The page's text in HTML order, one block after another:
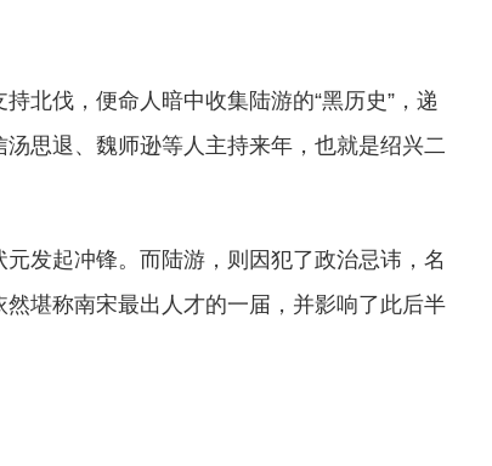
北伐，便命人暗中收集陆游的“黑历史”，递
思退、魏师逊等人主持来年，也就是绍兴二
发起冲锋。而陆游，则因犯了政治忌讳，名
堪称南宋最出人才的一届，并影响了此后半